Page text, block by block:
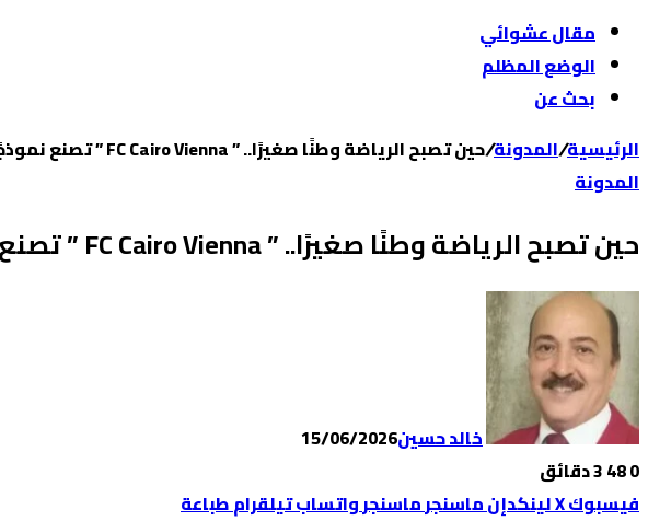
مقال عشوائي
الوضع المظلم
بحث عن
الرئيسية/المدونة/حين تصبح الرياضة وطنًا صغيرًا.. ” FC Cairo Vienna ” تصنع نموذجًا رياضياً للجالية المصرية في النمسا هاله المغاورى فيينا
المدونة
حين تصبح الرياضة وطنًا صغيرًا.. ” FC Cairo Vienna ” تصنع نموذجًا رياضياً للجالية المصرية في النمسا هاله المغاورى فيينا
خالد حسين15/06/2026
0
3 دقائق
فيسبوك‫Xلينكدإنماسنجرماسنجرواتسابتيلقرامطباعة